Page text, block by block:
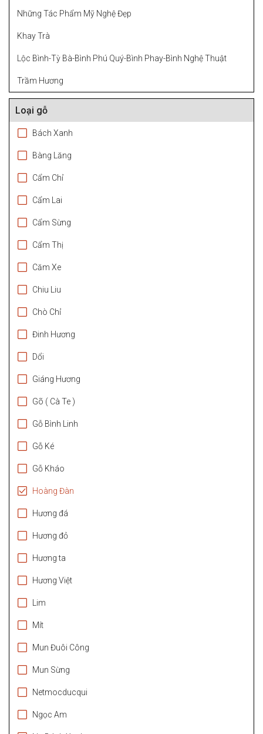
Những Tác Phẩm Mỹ Nghệ Đẹp
Khay Trà
Lộc Bình-Tỳ Bà-Bình Phú Quý-Bình Phay-Bình Nghệ Thuật
Trầm Hương
Loại gỗ
Bách Xanh
Bàng Lăng
Cẩm Chỉ
Cẩm Lai
Cẩm Sừng
Cẩm Thị
Căm Xe
Chiu Liu
Chò Chỉ
Đinh Hương
Dổi
Giáng Hương
Gõ ( Cà Te )
Gỗ Bình Linh
Gỗ Ké
Gỗ Kháo
Hoàng Đàn
Hương đá
Hương đỏ
Hương ta
Hương Việt
Lim
Mít
Mun Đuôi Công
Mun Sừng
Netmocducqui
Ngọc Am